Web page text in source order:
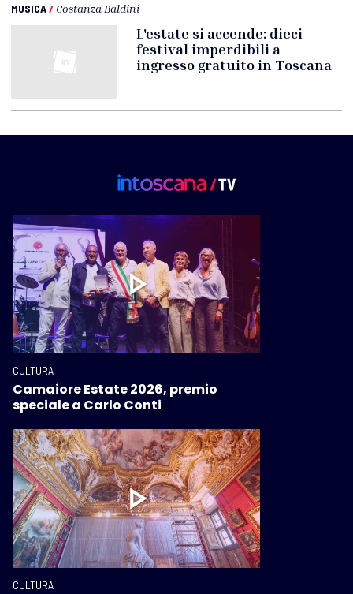
MUSICA/ Costanza Baldini
L'estate si accende: dieci
festival imperdibili a
ingresso gratuito in Toscana
CULTURA
Camaiore Estate 2026, premio
speciale a Carlo Conti
CULTURA